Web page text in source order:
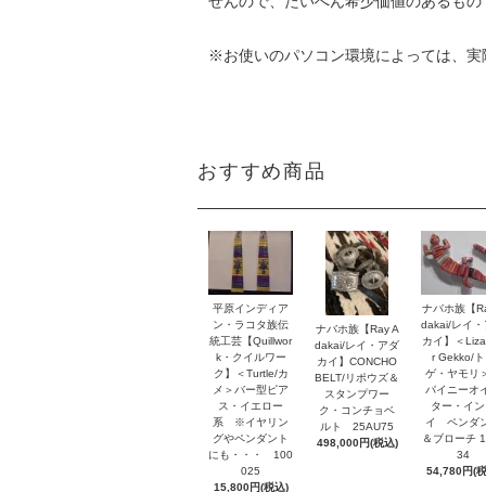
※お使いのパソコン環境によっては、
おすすめ商品
平原インディア
ン・ラコタ族伝
統工芸【Quillwor
k・クイルワー
ク】＜Turtle/カ
メ＞バー型ピア
ス・イエロー
系 ※イヤリン
グやペンダント
にも・・・ 100
025
15,800円(税込)
ナバホ族【Ray A
dakai/レイ・アダ
カイ】CONCHO
BELT/リポウズ＆
スタンプワー
ク・コンチョベ
ルト 25AU75
498,000円(税込)
ナバホ族【
dakai/レイ・
カイ】＜
r Gekko/ト
ゲ・ヤモリ
パイニーオ
ター・イ
イ ペンダ
＆ブローチ
34
54,780円(